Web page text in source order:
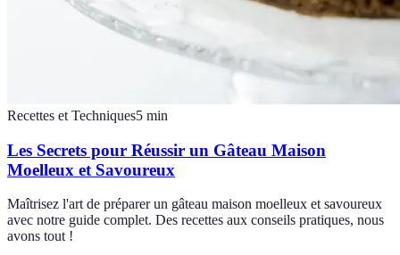
Recettes et Techniques5 min
Les Secrets pour Réussir un Gâteau Maison
Moelleux et Savoureux
Maîtrisez l'art de préparer un gâteau maison moelleux et savoureux
avec notre guide complet. Des recettes aux conseils pratiques, nous
avons tout !